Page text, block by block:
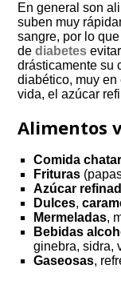
En general son
suben muy
sangre, por lo
dediabetes
drásticamente su
diabético, muy
vida, el azúcar
Alimentos
Comida
Frituras
Azúcar
Dulces,
Mermeladas,
Bebidas
ginebra, sidra,
Gaseosas,